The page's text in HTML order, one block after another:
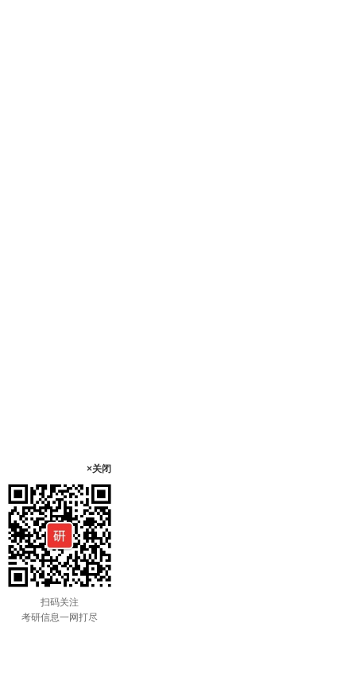
×关闭
扫码关注
考研信息一网打尽